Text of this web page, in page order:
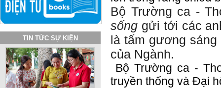
TIN TỨC SỰ KIỆN
Bộ Trường ca -
sống gửi tới các
là tấm gương
của Ngành.
Bộ Trường ca -
truyền thống và Đại